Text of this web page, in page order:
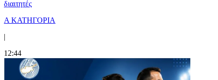
διαιτητές
Α ΚΑΤΗΓΟΡΙΑ
|
12:44